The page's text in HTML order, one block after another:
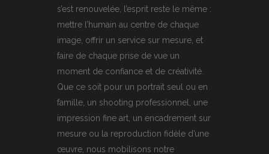
s’est renouvelée, l’esprit reste le même :
mettre l’humain au centre de chaque
image, offrir un service sur mesure, et
faire de chaque prise de vue un
moment de confiance et de créativité.
Que ce soit pour un portrait seul ou en
famille, un shooting professionnel, une
impression fine art, un encadrement sur
mesure ou la reproduction fidèle d’une
œuvre, nous mobilisons notre